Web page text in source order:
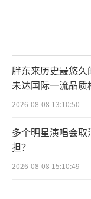
游”的手机带
报道还说
带回了扬州。
我们的司机后
过上海，但机
色。
胖东来历史最悠
未达国际一流品质
2026-08-08 13:10:50
多个明星演唱会
担？
2026-08-08 15:10:49